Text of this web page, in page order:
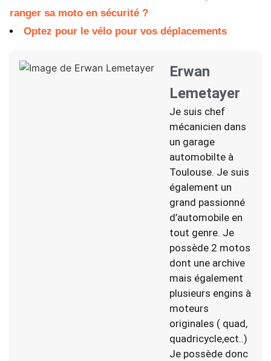
ranger sa moto en sécurité ?
Optez pour le vélo pour vos déplacements
Erwan
Lemetayer
Je suis chef
mécanicien dans
un garage
automobilte à
Toulouse. Je suis
également un
grand passionné
d’automobile en
tout genre. Je
possède 2 motos
dont une archive
mais également
plusieurs engins à
moteurs
originales ( quad,
quadricycle,ect..)
Je possède donc